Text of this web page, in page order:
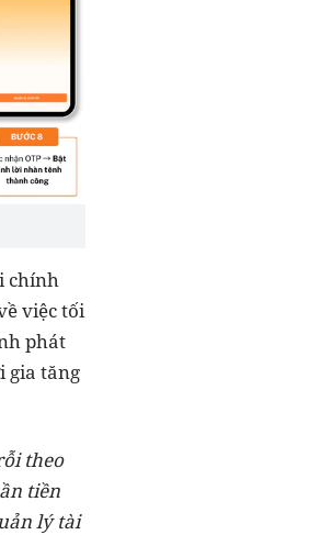
chính
việc tối
phát
gia tăng
theo
tiền
lý tài